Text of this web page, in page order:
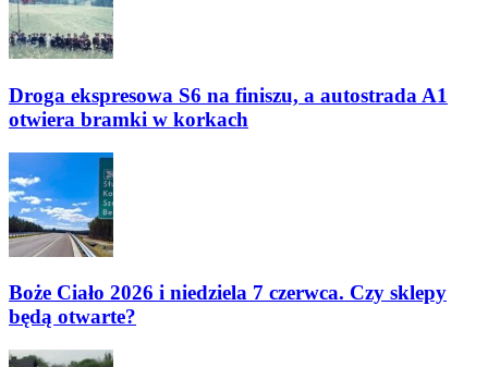
Droga ekspresowa S6 na finiszu, a autostrada A1
otwiera bramki w korkach
Boże Ciało 2026 i niedziela 7 czerwca. Czy sklepy
będą otwarte?